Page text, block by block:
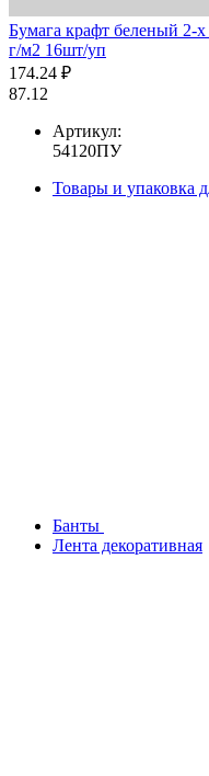
Бумага крафт беленый 2-
г/м2 16шт/уп
174.24 ₽
87.12
Артикул:
54120ПУ
Товары и упаковка
Банты
Лента декоративная